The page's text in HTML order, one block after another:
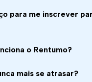
para me inscrever
o Rentumo?
mais se atrasar?